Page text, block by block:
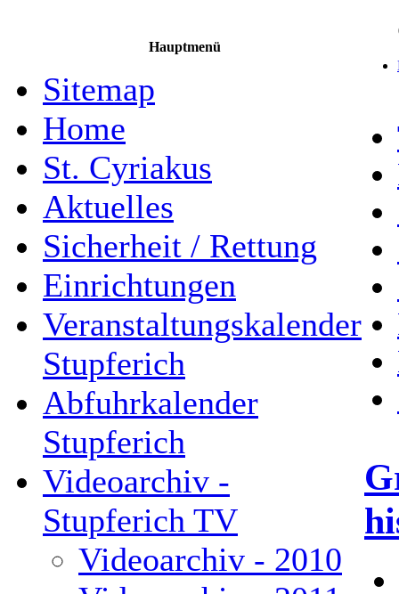
Hauptmenü
Sitemap
Home
St. Cyriakus
Aktuelles
Sicherheit / Rettung
Einrichtungen
Veranstaltungskalender
Stupferich
Abfuhrkalender
Stupferich
Videoarchiv -
Stupferich TV
Videoarchiv - 2010